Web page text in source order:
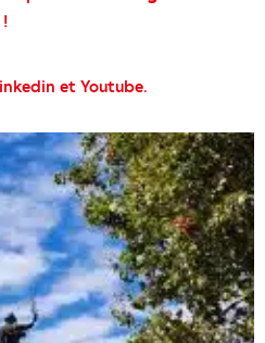
!
et Youtube.